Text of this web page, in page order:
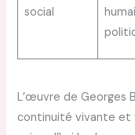
social
L’œuvre de Georges
continuité vivante et